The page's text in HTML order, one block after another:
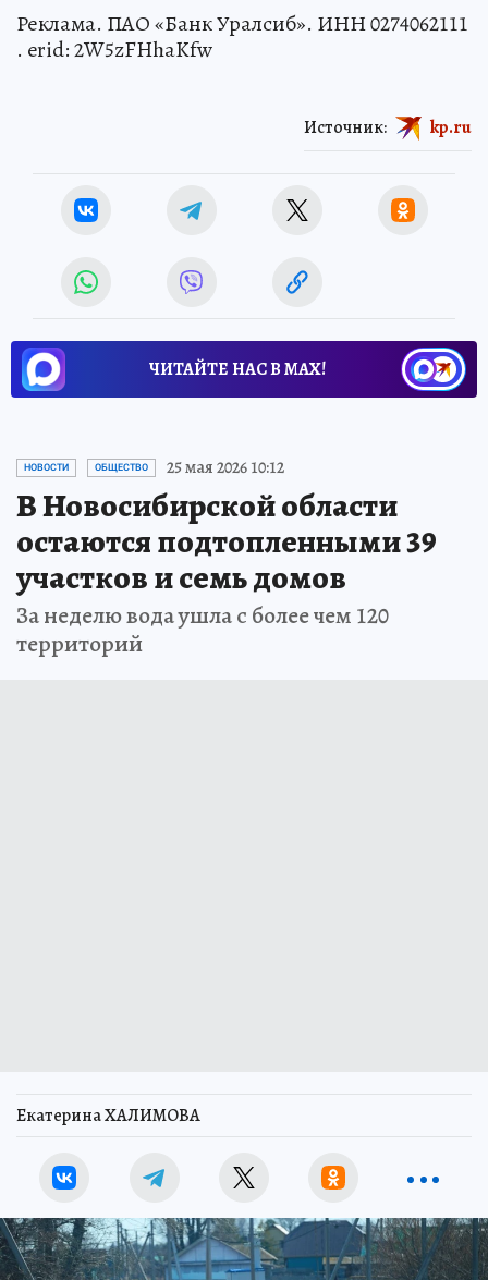
Реклама. ПАО «Банк Уралсиб». ИНН 0274062111
. erid: 2W5zFHhaKfw
Источник: kp.ru
ЧИТАЙТЕ НАС В МАХ!
НОВОСТИ ОБЩЕСТВО 25 мая 2026 10:12
В Новосибирской области
остаются подтопленными 39
участков и семь домов
За неделю вода ушла с более чем 120
территорий
Екатерина ХАЛИМОВА